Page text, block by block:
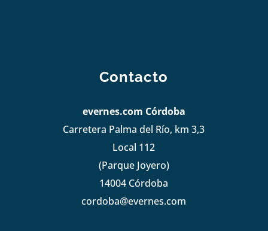
Contacto
evernes.com Córdoba
Carretera Palma del Río, km 3,3
Local 112
(Parque Joyero)
14004 Córdoba
cordoba@evernes.com